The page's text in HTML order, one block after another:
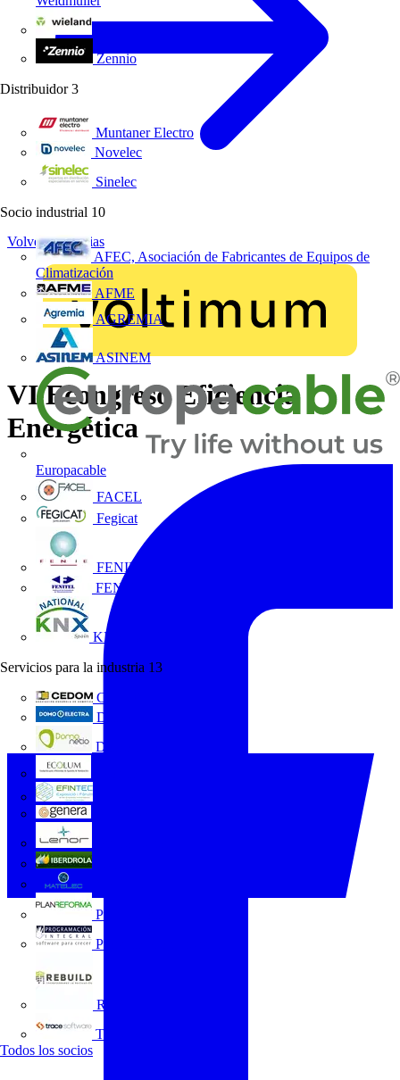
Zennio
Distribuidor 3
Muntaner Electro
Novelec
Sinelec
Socio industrial 10
AFEC, Asociación de Fabricantes de Equipos de
Climatización
AFME
AGREMIA
ASINEM
Europacable
FACEL
Fegicat
FENIE
FENITEL
KNX España
Servicios para la industria 13
CEDOM
Domo Electra
Domonetio
Plan Reforma
Programación Integral
REBUILD
Trace Software
Todos los socios
Volver a Noticias
VI Econgreso Eficiencia
Energética